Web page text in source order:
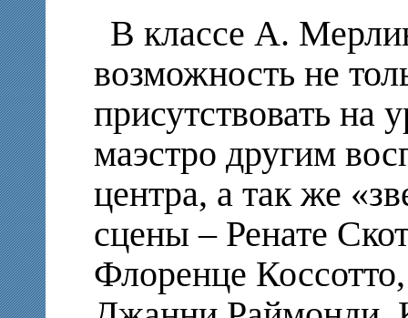
В классе А.
возможность не
присутствовать на
маэстро другим
центра, а так же
сцены – Ренате
Флоренце